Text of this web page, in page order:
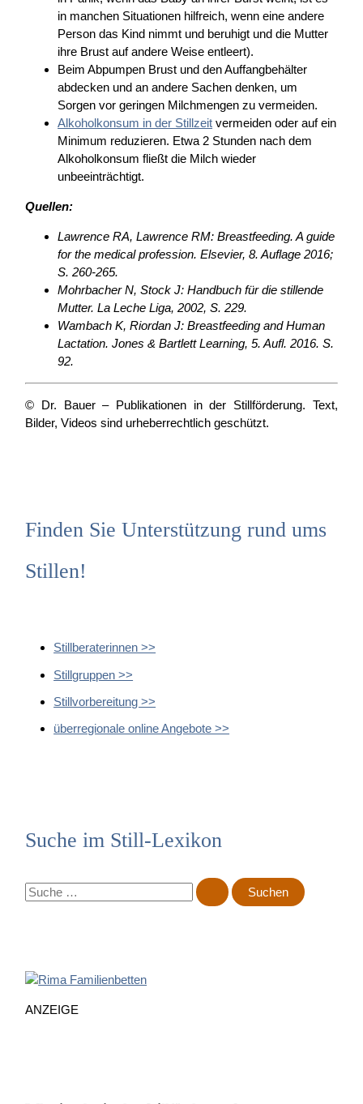
in manchen Situationen hilfreich, wenn eine andere
Person das Kind nimmt und beruhigt und die Mutter
ihre Brust auf andere Weise entleert).
Beim Abpumpen Brust und den Auffangbehälter
abdecken und an andere Sachen denken, um
Sorgen vor geringen Milchmengen zu vermeiden.
Alkoholkonsum in der Stillzeit vermeiden oder auf ein
Minimum reduzieren. Etwa 2 Stunden nach dem
Alkoholkonsum fließt die Milch wieder
unbeeinträchtigt.
Quellen:
Lawrence RA, Lawrence RM: Breastfeeding. A guide
for the medical profession. Elsevier, 8. Auflage 2016;
S. 260-265.
Mohrbacher N, Stock J: Handbuch für die stillende
Mutter. La Leche Liga, 2002, S. 229.
Wambach K, Riordan J: Breastfeeding and Human
Lactation. Jones & Bartlett Learning, 5. Aufl. 2016. S.
92.
© Dr. Bauer – Publikationen in der Stillförderung. Text,
Bilder, Videos sind urheberrechtlich geschützt.
Finden Sie Unterstützung rund ums
Stillen!
Stillberaterinnen >>
Stillgruppen >>
Stillvorbereitung >>
überregionale online Angebote >>
Suche im Still-Lexikon
S
u
n
a
ANZEIGE